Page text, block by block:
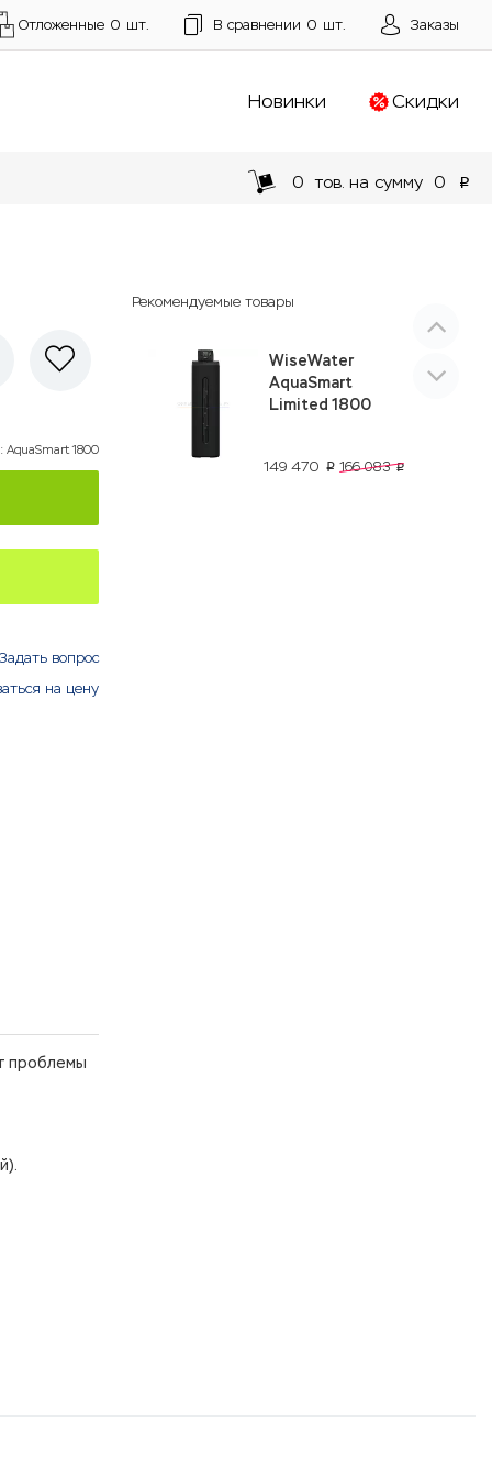
Отложенные 0 шт. В сравнении 0 шт. Заказы
Новинки Скидки
0 тов. на сумму 0 p
: AquaSmart 1800
вопрос
на цену
Рекомендуемые товары
149 470 p 166 083 p
WiseWater
AquaSmart
Limited 1800
проблемы